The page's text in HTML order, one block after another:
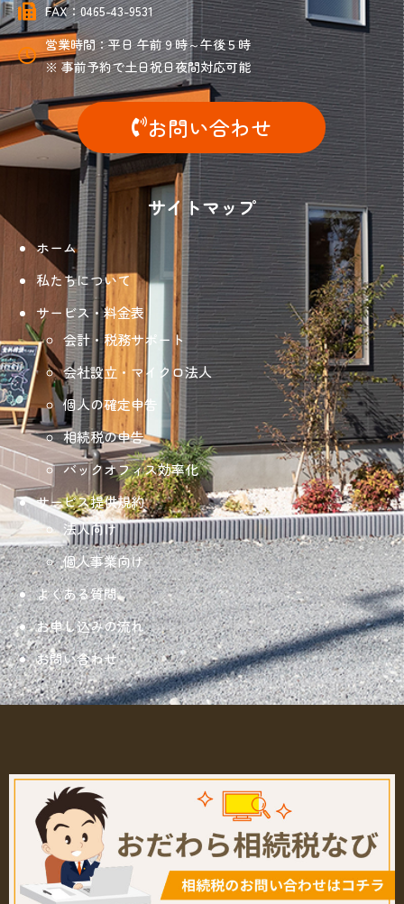
FAX：0465-43-9531
営業時間：平日 午前９時～午後５時
※ 事前予約で土日祝日夜間対応可能
お問い合わせ
サイトマップ
ホーム
私たちについて
サービス・料金表
会計・税務サポート
会社設立・マイクロ法人
個人の確定申告
相続税の申告
バックオフィス効率化
サービス提供規約
法人向け
個人事業向け
よくある質問
お申し込みの流れ
お問い合わせ